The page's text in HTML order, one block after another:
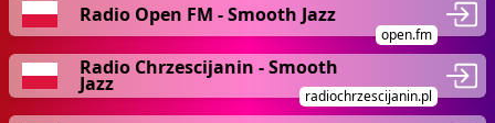
Radio Open FM - Smooth Jazz
open.fm
Radio Chrzescijanin - Smooth
Jazz
radiochrzescijanin.pl